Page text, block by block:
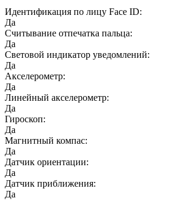
Идентификация по лицу Face ID:
Да
Считывание отпечатка пальца:
Да
Световой индикатор уведомлений:
Да
Акселерометр:
Да
Линейный акселерометр:
Да
Гироскоп:
Да
Магнитный компас:
Да
Датчик ориентации:
Да
Датчик приближения:
Да